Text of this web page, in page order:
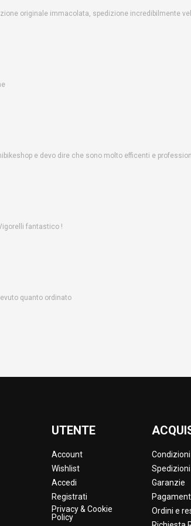
originale immacolata, spedizione incredibilmente
e devo dire che sono molto efficenti e
fantastico !
quanto ordinato
UTENTE
Account
Wishlist
Accedi
Registrati
Privacy & Cookie
Policy
Spedizioni
Garanzie
Ordini e